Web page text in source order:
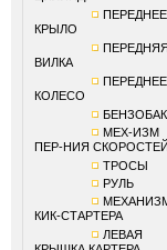
ПЕРЕДНЕЕ
КРЫЛО
ПЕРЕДНЯЯ
ВИЛКА
ПЕРЕДНЕЕ
КОЛЕСО
БЕНЗОБАК
МЕХ-ИЗМ
ПЕР-НИЯ СКОРОСТЕЙ
ТРОСЫ
РУЛЬ
КИК-СТАРТЕРА
ЛЕВАЯ